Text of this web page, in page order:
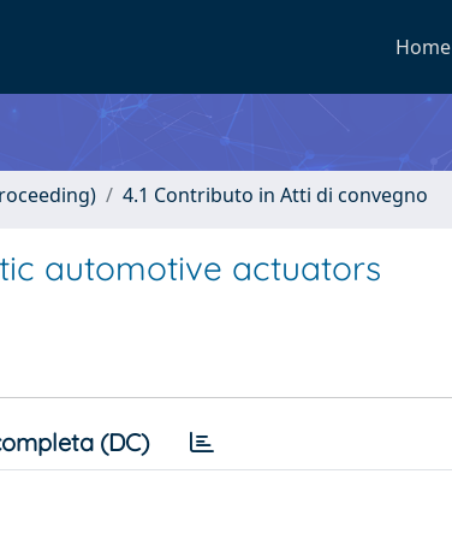
Home
4.1 Contributo in Atti di convegno
automotive actuators
(DC)